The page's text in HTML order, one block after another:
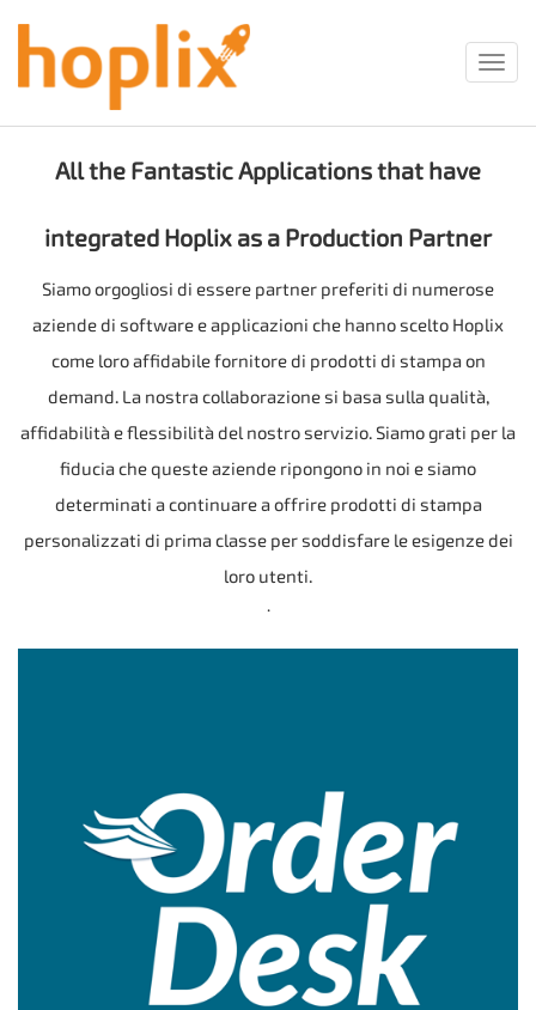
All the Fantastic Applications that have
integrated Hoplix as a Production Partner
Siamo orgogliosi di essere partner preferiti di numerose
aziende di software e applicazioni che hanno scelto Hoplix
come loro affidabile fornitore di prodotti di stampa on
demand. La nostra collaborazione si basa sulla qualità,
affidabilità e flessibilità del nostro servizio. Siamo grati per la
fiducia che queste aziende ripongono in noi e siamo
determinati a continuare a offrire prodotti di stampa
personalizzati di prima classe per soddisfare le esigenze dei
loro utenti.
.